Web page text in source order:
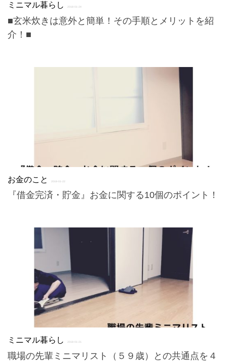
ミニマル暮らし 2018-01-24
■玄米炊きは意外と簡単！その手順とメリットを紹
介！■
お金のこと 2018-01-22
『借金完済・貯金』お金に関する10個のポイント！
ミニマル暮らし 2018-01-21
職場の先輩ミニマリスト（５９歳）との共通点を４